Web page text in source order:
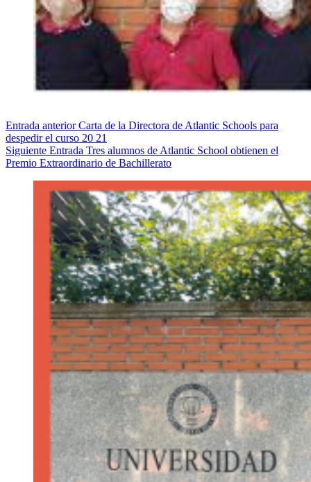
Entrada anteriorCarta de la Directora de Atlantic Schools para
despedir el curso 20 21
Siguiente Entrada Tres alumnos de Atlantic School obtienen el
Premio Extraordinario de Bachillerato